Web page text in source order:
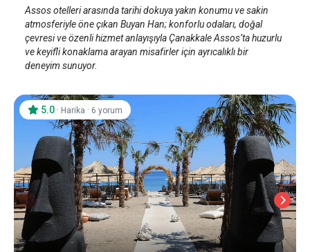
Assos otelleri arasında tarihi dokuya yakın konumu ve sakin
atmosferiyle öne çıkan Buyan Han; konforlu odaları, doğal
çevresi ve özenli hizmet anlayışıyla Çanakkale Assos’ta huzurlu
ve keyifli konaklama arayan misafirler için ayrıcalıklı bir
deneyim sunuyor.
5.0 · Harika · 6 yorum